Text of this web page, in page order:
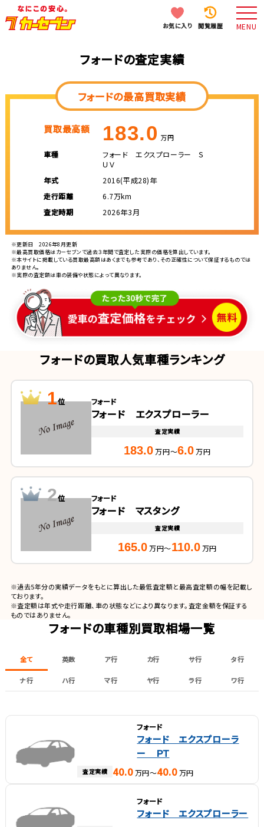
お気に入り 閲覧履歴 MENU
フォードの査定実績
フォードの最高買取実績
買取最高額 183.0 万円
車種
フォード エクスプローラー Ｓ
ＵＶ
年式
2016(平成28)年
走行距離
6.7万km
査定時期
2026年3月
※更新日 2026年8月更新
※最高買取価格はカーセブンで過去３年間で査定した実際の価格を算出しています。
※本サイトに掲載している買取最高額はあくまでも参考であり、その正確性について保証するものでは
ありません。
※実際の査定額は車の装備や状態によって異なります。
フォードの買取人気車種ランキング
1位 フォード
フォード エクスプローラー
査定実績
183.0 万円～6.0万円
2位 フォード
フォード マスタング
査定実績
165.0万円～110.0万円
※過去5年分の実績データをもとに算出した最低査定額と最高査定額の幅を記載し
ております。
※査定額は年式や走行距離、車の状態などにより異なります。査定金額を保証する
ものではありません。
フォードの車種別買取相場一覧
全て 英数 ア行 カ行 サ行 タ行
ナ行 ハ行 マ行 ヤ行 ラ行 ワ行
フォード
フォード エクスプローラ
ー ＰＴ
査定実績 40.0万円～40.0万円
フォード
フォード エクスプローラー